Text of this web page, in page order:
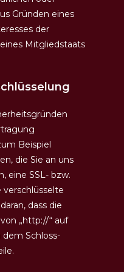
Gründen eines
der
Mitgliedstaats
Beispiel
die Sie an uns
eine SSL- bzw.
verschlüsselte
dass die
„http://“ auf
Schloss-